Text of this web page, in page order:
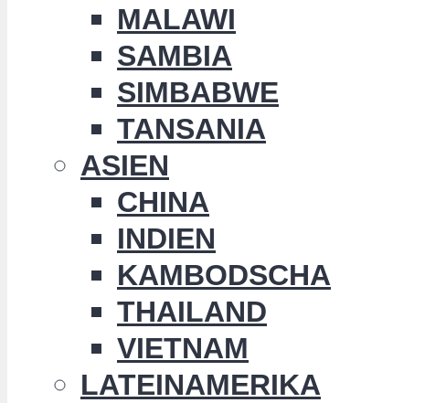
MALAWI
SAMBIA
SIMBABWE
TANSANIA
ASIEN
CHINA
INDIEN
KAMBODSCHA
THAILAND
VIETNAM
LATEINAMERIKA